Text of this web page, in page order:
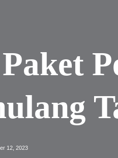
12, 2023